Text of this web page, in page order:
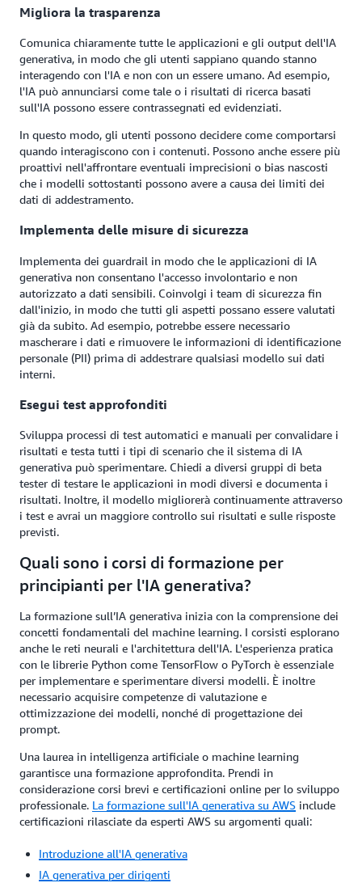
Migliora la trasparenza
Comunica chiaramente tutte le applicazioni e gli output dell'IA
generativa, in modo che gli utenti sappiano quando stanno
interagendo con l'IA e non con un essere umano. Ad esempio,
l'IA può annunciarsi come tale o i risultati di ricerca basati
sull'IA possono essere contrassegnati ed evidenziati.
In questo modo, gli utenti possono decidere come comportarsi
quando interagiscono con i contenuti. Possono anche essere più
proattivi nell'affrontare eventuali imprecisioni o bias nascosti
che i modelli sottostanti possono avere a causa dei limiti dei
dati di addestramento.
Implementa delle misure di sicurezza
Implementa dei guardrail in modo che le applicazioni di IA
generativa non consentano l'accesso involontario e non
autorizzato a dati sensibili. Coinvolgi i team di sicurezza fin
dall'inizio, in modo che tutti gli aspetti possano essere valutati
già da subito. Ad esempio, potrebbe essere necessario
mascherare i dati e rimuovere le informazioni di identificazione
personale (PII) prima di addestrare qualsiasi modello sui dati
interni.
Esegui test approfonditi
Sviluppa processi di test automatici e manuali per convalidare i
risultati e testa tutti i tipi di scenario che il sistema di IA
generativa può sperimentare. Chiedi a diversi gruppi di beta
tester di testare le applicazioni in modi diversi e documenta i
risultati. Inoltre, il modello migliorerà continuamente attraverso
i test e avrai un maggiore controllo sui risultati e sulle risposte
previsti.
Quali sono i corsi di formazione per
principianti per l'IA generativa?
La formazione sull’IA generativa inizia con la comprensione dei
concetti fondamentali del machine learning. I corsisti esplorano
anche le reti neurali e l'architettura dell'IA. L'esperienza pratica
con le librerie Python come TensorFlow o PyTorch è essenziale
per implementare e sperimentare diversi modelli. È inoltre
necessario acquisire competenze di valutazione e
ottimizzazione dei modelli, nonché di progettazione dei
prompt.
Una laurea in intelligenza artificiale o machine learning
garantisce una formazione approfondita. Prendi in
considerazione corsi brevi e certificazioni online per lo sviluppo
professionale. La formazione sull'IA generativa su AWS include
certificazioni rilasciate da esperti AWS su argomenti quali:
Introduzione all'IA generativa
IA generativa per dirigenti